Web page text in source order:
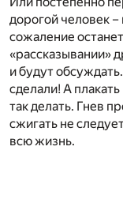
дорогой человек –
сожаление
«рассказывании»
и будут
сделали! А
так делать. Гнев
сжигать не
всю жизнь.